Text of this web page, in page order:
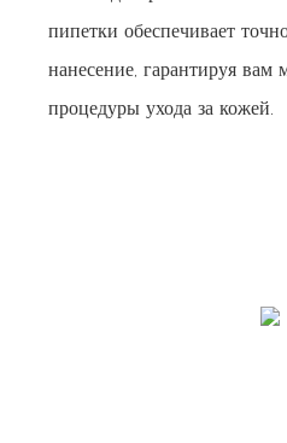
пипетки обеспечивает
нанесение, гарантируя
процедуры ухода за кожей.